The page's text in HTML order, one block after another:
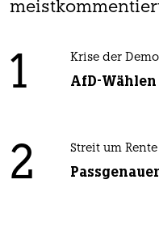
1 Krise der
AfD-
2 Streit um